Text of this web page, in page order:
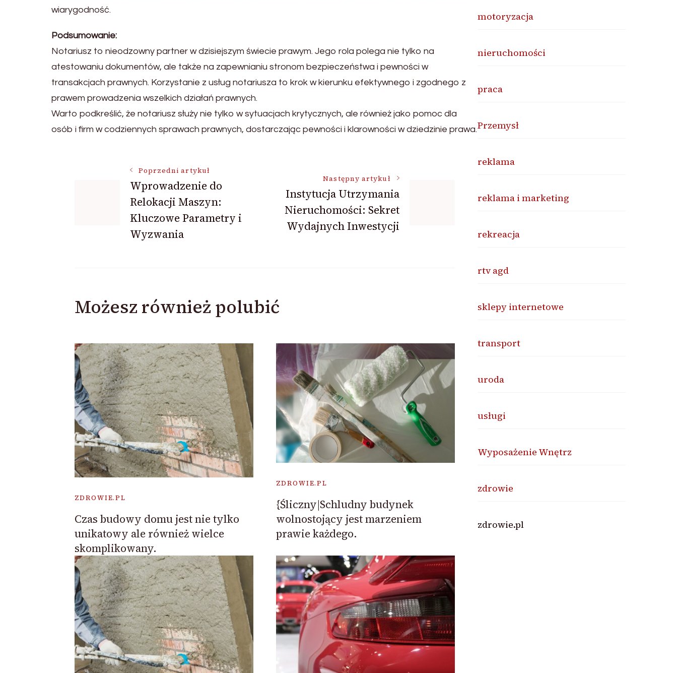
wiarygodność.
Podsumowanie:
Notariusz to nieodzowny partner w dzisiejszym świecie prawym. Jego rola polega nie tylko na
atestowaniu dokumentów, ale także na zapewnianiu stronom bezpieczeństwa i pewności w
transakcjach prawnych. Korzystanie z usług notariusza to krok w kierunku efektywnego i zgodnego z
prawem prowadzenia wszelkich działań prawnych.
Warto podkreślić, że notariusz służy nie tylko w sytuacjach krytycznych, ale również jako pomoc dla
osób i firm w codziennych sprawach prawnych, dostarczając pewności i klarowności w dziedzinie prawa.
Nawigacja
wpisu
Poprzedni artykuł
Wprowadzenie do
Relokacji Maszyn:
Kluczowe Parametry i
Wyzwania
Następny artykuł
Instytucja Utrzymania
Nieruchomości: Sekret
Wydajnych Inwestycji
Możesz również polubić
ZDROWIE.PL
Czas budowy domu jest nie tylko
unikatowy ale również wielce
skomplikowany.
ZDROWIE.PL
{Śliczny|Schludny budynek
wolnostojący jest marzeniem
prawie każdego.
motoryzacja
nieruchomości
praca
Przemysł
reklama
reklama i marketing
rekreacja
rtv agd
sklepy internetowe
transport
uroda
usługi
Wyposażenie Wnętrz
zdrowie
zdrowie.pl